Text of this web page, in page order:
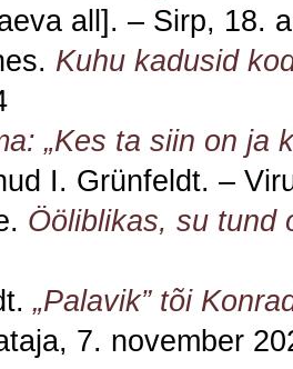
all]. – Sirp, 18.
Kuhu kadusid
„Kes ta siin on ja
I. Grünfeldt. –
Ööliblikas, su tund
„Palavik” tõi
7. november